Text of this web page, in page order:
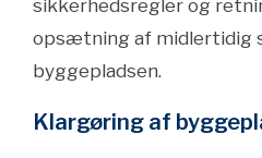
sikkerhedsregler og
opsætning af midlertidig
byggepladsen.
Klargøring af